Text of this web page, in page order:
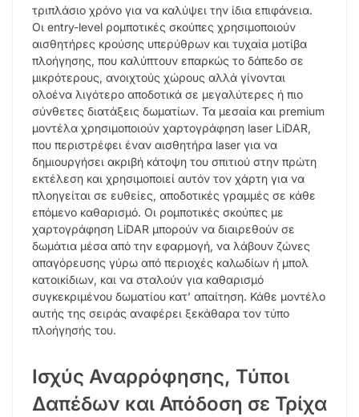
τριπλάσιο χρόνο για να καλύψει την ίδια επιφάνεια.
Οι entry-level ρομποτικές σκούπες χρησιμοποιούν
αισθητήρες κρούσης υπερύθρων και τυχαία μοτίβα
πλοήγησης, που καλύπτουν επαρκώς το δάπεδο σε
μικρότερους, ανοιχτούς χώρους αλλά γίνονται
ολοένα λιγότερο αποδοτικά σε μεγαλύτερες ή πιο
σύνθετες διατάξεις δωματίων. Τα μεσαία και premium
μοντέλα χρησιμοποιούν χαρτογράφηση laser LiDAR,
που περιστρέφει έναν αισθητήρα laser για να
δημιουργήσει ακριβή κάτοψη του σπιτιού στην πρώτη
εκτέλεση και χρησιμοποιεί αυτόν τον χάρτη για να
πλοηγείται σε ευθείες, αποδοτικές γραμμές σε κάθε
επόμενο καθαρισμό. Οι ρομποτικές σκούπες με
χαρτογράφηση LiDAR μπορούν να διαιρεθούν σε
δωμάτια μέσα από την εφαρμογή, να λάβουν ζώνες
απαγόρευσης γύρω από περιοχές καλωδίων ή μπολ
κατοικίδιων, και να σταλούν για καθαρισμό
συγκεκριμένου δωματίου κατ’ απαίτηση. Κάθε μοντέλο
αυτής της σειράς αναφέρει ξεκάθαρα τον τύπο
πλοήγησής του.
Ισχύς Αναρρόφησης, Τύποι
Δαπέδων και Απόδοση σε Τρίχα